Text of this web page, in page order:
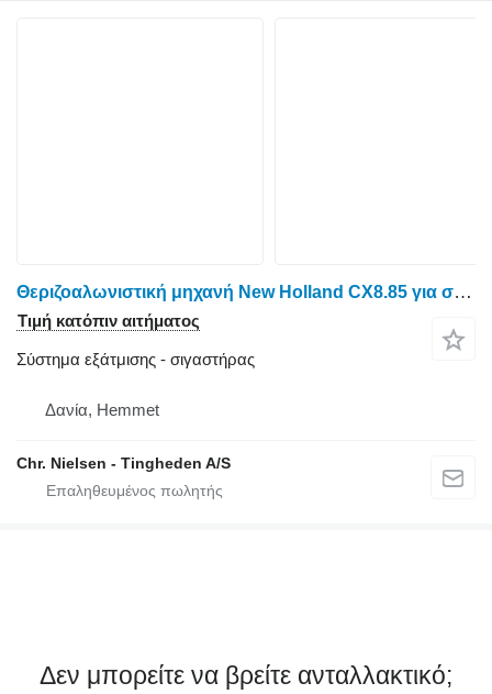
Θεριζοαλωνιστική μηχανή New Holland CX8.85 για σιγαστήρας
Τιμή κατόπιν αιτήματος
Σύστημα εξάτμισης - σιγαστήρας
Δανία, Hemmet
Chr. Nielsen - Tingheden A/S
Δεν μπορείτε να βρείτε ανταλλακτικό;